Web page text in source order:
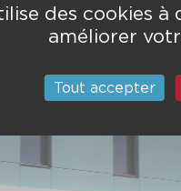
des cookies
améliorer
Tout accepter